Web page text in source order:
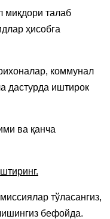
миқдори талаб
ҳисобга
коммунал
дастурда иштирок
ва қанча
тўласангиз,
бефойда.